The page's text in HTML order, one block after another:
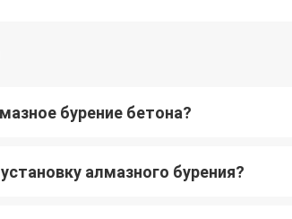
бурение бетона?
алмазного бурения?